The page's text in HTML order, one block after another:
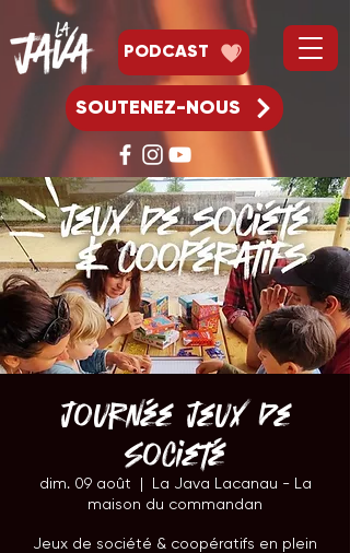
PODCAST
SOUTENEZ-NOUS
Journée Jeux de
Societé
dim. 09 août
La Java Lacanau - La
maison du commandan
Jeux de société & coopératifs en plein